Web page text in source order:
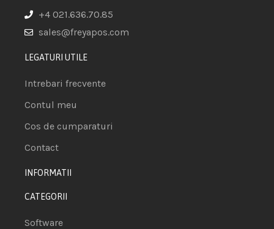
+4 021.636.70.85
sales@freyapos.com
LEGATURI UTILE
Intrebari frecvente
Contul meu
Cos de cumparaturi
Contact
INFORMATII
CATEGORII
Software